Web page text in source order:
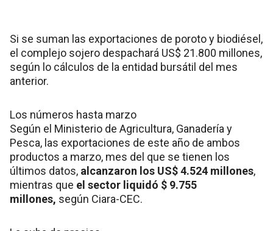
Si se suman las exportaciones de poroto y biodiésel,
el complejo sojero despachará US$ 21.800 millones,
según lo cálculos de la entidad bursátil del mes
anterior.
Los números hasta marzo
Según el Ministerio de Agricultura, Ganadería y
Pesca, las exportaciones de este año de ambos
productos a marzo, mes del que se tienen los
últimos datos, alcanzaron los US$ 4.524 millones,
mientras que el sector liquidó $ 9.755
millones, según Ciara-CEC.